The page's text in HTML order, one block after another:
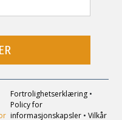
Fortrolighetserklæring •
Policy for
informasjonskapsler •Vilkår